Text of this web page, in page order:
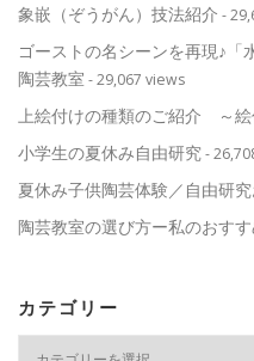
象嵌（ぞうがん）技法紹介 -
ゴーストの名シーンを再現♪「
陶芸教室 - 29,067 views
上絵付けの種類のご紹介 ～絵
小学生の夏休み自由研究-
夏休み子供陶芸体験／自由研
陶芸教室の選び方ー私のおす
カテゴリー